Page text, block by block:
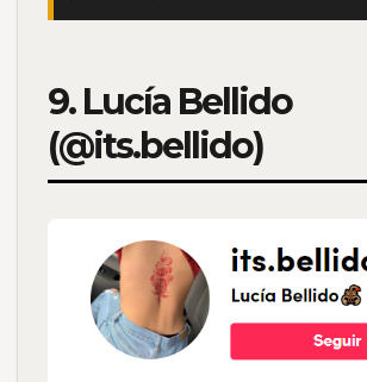
9. Lucía Bellido
(@its.bellido)